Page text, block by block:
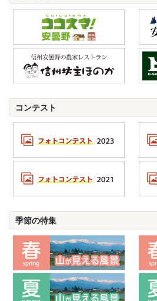
コンテスト
季節の特集